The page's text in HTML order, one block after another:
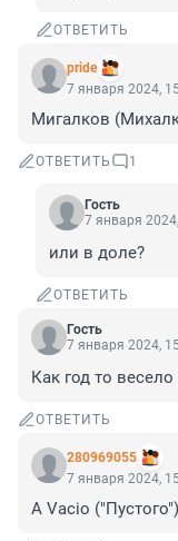
ОТВЕТИТЬ
pride
7 января 2024,
Мигалков
ОТВЕТИТЬ 1
Гость
7 января
или в доле?
ОТВЕТИТЬ
Гость
7 января 2024,
Как год то
ОТВЕТИТЬ
280969055
7 января 2024,
А Vacio